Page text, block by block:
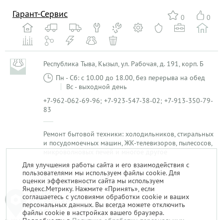
0 0
Гарант-Сервис
Республика Тыва, Кызыл, ул. Рабочая, д. 191, корп. Б
Пн - Сб: с 10.00 до 18.00, без перерыва на обед
Вс - выходной день
+7-962-062-69-96; +7-923-547-38-02; +7-913-350-79-
83
Ремонт бытовой техники: холодильников, стиральных
и посудомоечных машин, ЖК-телевизоров, пылесосов,
микроволновых печей и многое другое
1
Для улучшения работы сайта и его взаимодействия с
пользователями мы используем файлы cookie. Для
оценки эффективности сайта мы используем
Яндекс.Метрику. Нажмите «Принять», если
соглашаетесь с условиями обработки cookie и ваших
персональных данных. Вы всегда можете отключить
файлы cookie в настройках вашего браузера.